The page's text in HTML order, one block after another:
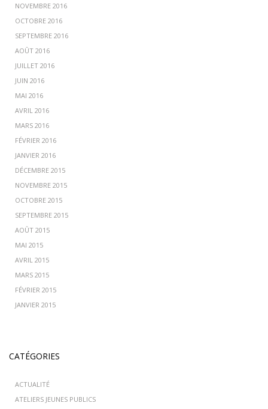
NOVEMBRE 2016
OCTOBRE 2016
SEPTEMBRE 2016
AOÛT 2016
JUILLET 2016
JUIN 2016
MAI 2016
AVRIL 2016
MARS 2016
FÉVRIER 2016
JANVIER 2016
DÉCEMBRE 2015
NOVEMBRE 2015
OCTOBRE 2015
SEPTEMBRE 2015
AOÛT 2015
MAI 2015
AVRIL 2015
MARS 2015
FÉVRIER 2015
JANVIER 2015
CATÉGORIES
ACTUALITÉ
ATELIERS JEUNES PUBLICS